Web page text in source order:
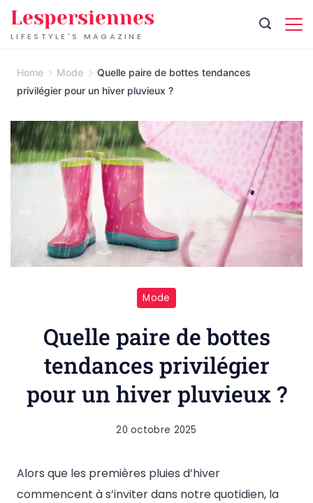
Skip
toLIFESTYLE'S MAGAZINE
Lespersiennes
Home Mode
Quelle paire de bottes tendances
privilégier pour un hiver pluvieux ?
Mode
Quelle paire de bottes
tendances privilégier
pour un hiver pluvieux ?
20 octobre 2025
Alors que les premières pluies d’hiver
commencent à s’inviter dans notre quotidien, la